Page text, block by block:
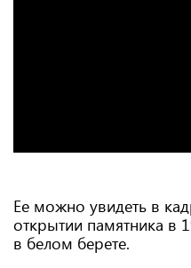
Ее можно увидеть в
открытии памятника в
в белом берете.